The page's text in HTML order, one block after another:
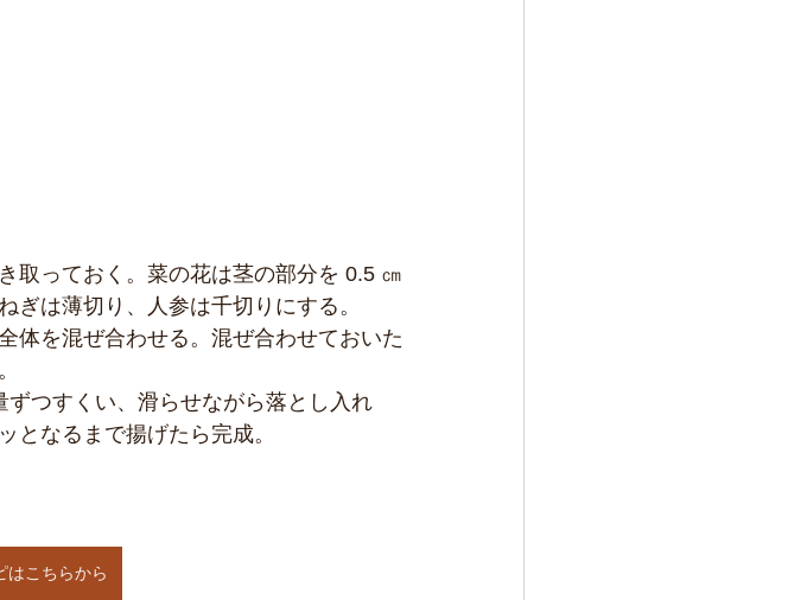
取っておく。菜の花は茎の部分を 0.5 ㎝
ぎは薄切り、人参は千切りにする。
体を混ぜ合わせる。混ぜ合わせておいた
つすくい、滑らせながら落とし入れ
となるまで揚げたら完成。
はこちらから